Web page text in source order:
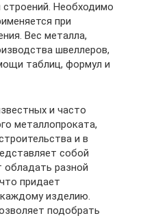
строений. Необходимо
при
Вес металла,
швеллеров,
таблиц, формул и
и часто
металлопроката,
и в
собой
разной
придает
каждому изделию.
подобрать